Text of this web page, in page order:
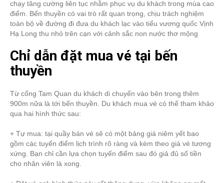
chạy tăng cường liên tục nhằm phục vụ du khách trong mùa cao
điểm. Bến thuyền có vai trò rất quan trọng, chịu trách nghiệm
toàn bộ về đường đi đưa du khách lạc vào tiểu vương quốc Vịnh
Hạ Long thu nhỏ trên cạn với cảnh sắc non nước thơ mộng
Chỉ dẫn đặt mua vé tại bến
thuyền
Từ cổng Tam Quan du khách di chuyển vào bên trong thêm
900m nữa là tới bến thuyền. Du khách mua vé có thể tham khảo
qua hai hình thức sau:
+ Tự mua: tại quầy bán vé sẽ có một bảng giá niêm yết bao
gồm các tuyến điểm lịch trình rõ ràng và kèm theo giá vé tương
xứng. Bạn chỉ cần lựa chọn tuyến điểm sau đó giả đủ số tiền
cho nhân viên là xong.